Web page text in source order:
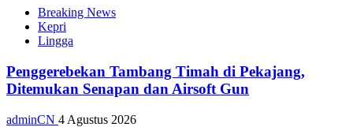
Breaking News
Kepri
Lingga
Penggerebekan Tambang Timah di Pekajang,
Ditemukan Senapan dan Airsoft Gun
adminCN 4 Agustus 2026